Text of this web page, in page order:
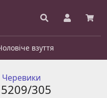
взуття
Черевики
305